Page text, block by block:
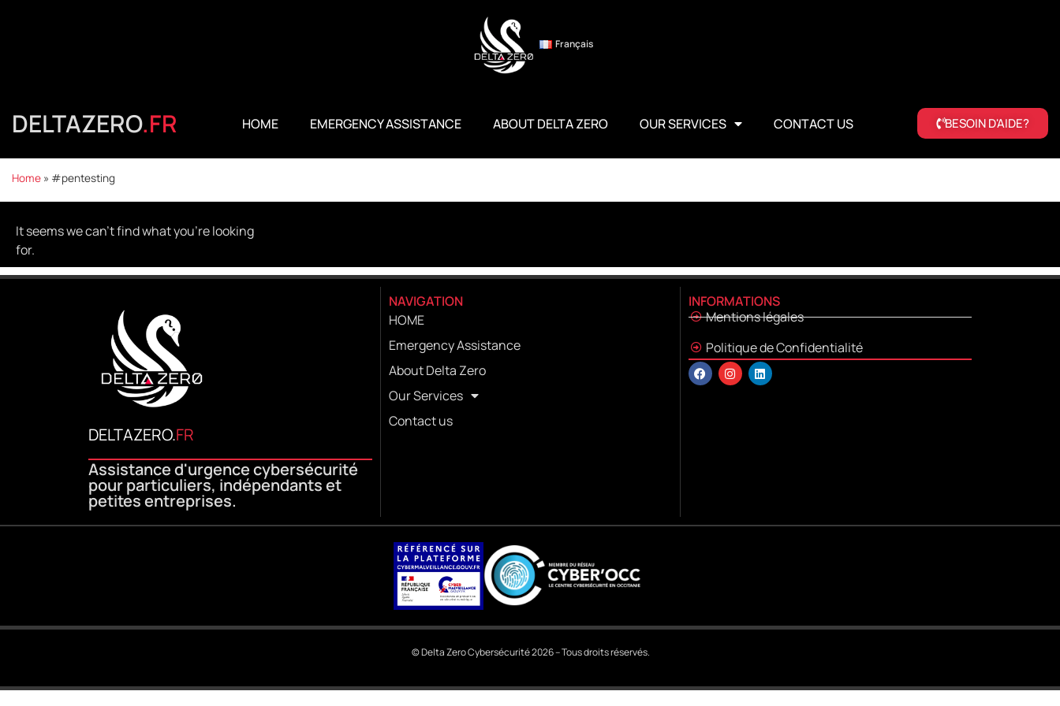
Français
DELTAZERO.FR HOME EMERGENCY ASSISTANCE ABOUT DELTA ZERO OUR SERVICES CONTACT US BESOIN D'AIDE?
Home » #pentesting
It seems we can't find what you're looking
for.
DELTAZERO.FR
Assistance d'urgence cybersécurité
pour particuliers, indépendants et
petites entreprises.
NAVIGATION
HOME
Emergency Assistance
About Delta Zero
Our Services
Contact us
INFORMATIONS
Mentions légales
Politique de Confidentialité
© Delta Zero Cybersécurité 2026 – Tous droits réservés.